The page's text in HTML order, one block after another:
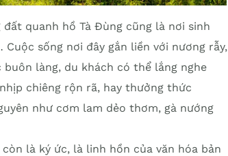
quanh hồ Tà Đùng cũng là nơi sinh
sống nơi đây gắn liền với nương rẫy,
làng, du khách có thể lắng nghe
chiêng rộn rã, hay thưởng thức
như cơm lam dẻo thơm, gà nướng
là ký ức, là linh hồn của văn hóa bản